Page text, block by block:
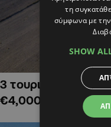
3 τουριστικά
€4,000,000
τη
σύμφωνα με την
SHOW